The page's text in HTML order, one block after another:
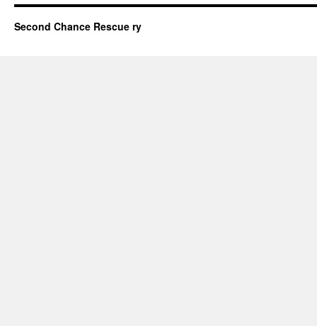
Second Chance Rescue ry